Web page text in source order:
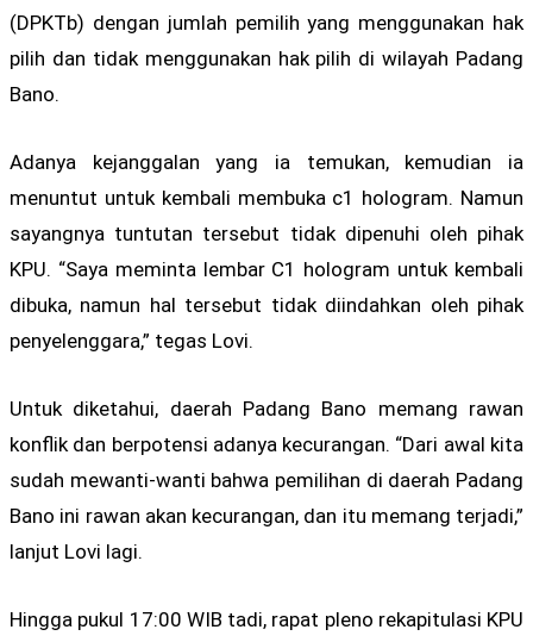
(DPKTb) dengan jumlah pemilih yang menggunakan hak
pilih dan tidak menggunakan hak pilih di wilayah Padang
Bano.
Adanya kejanggalan yang ia temukan, kemudian ia
menuntut untuk kembali membuka c1 hologram. Namun
sayangnya tuntutan tersebut tidak dipenuhi oleh pihak
KPU. “Saya meminta lembar C1 hologram untuk kembali
dibuka, namun hal tersebut tidak diindahkan oleh pihak
penyelenggara,” tegas Lovi.
Untuk diketahui, daerah Padang Bano memang rawan
konflik dan berpotensi adanya kecurangan. “Dari awal kita
sudah mewanti-wanti bahwa pemilihan di daerah Padang
Bano ini rawan akan kecurangan, dan itu memang terjadi,”
lanjut Lovi lagi.
Hingga pukul 17:00 WIB tadi, rapat pleno rekapitulasi KPU